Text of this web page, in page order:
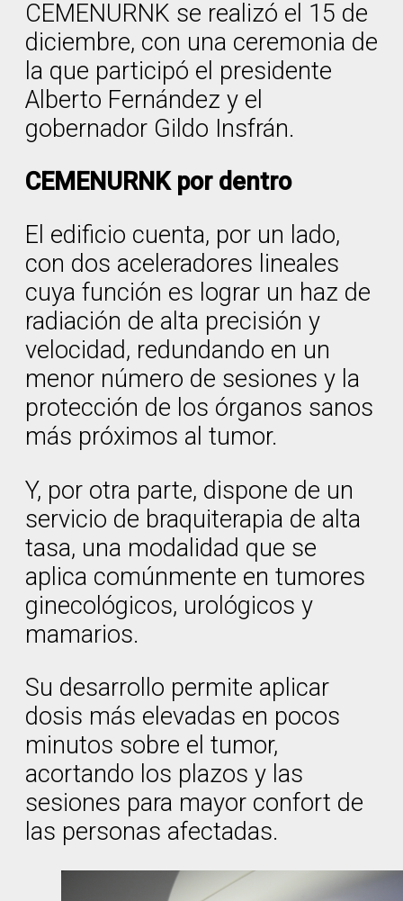
CEMENURNK se realizó el 15 de
diciembre, con una ceremonia de
la que participó el presidente
Alberto Fernández y el
gobernador Gildo Insfrán.
CEMENURNK por dentro
El edificio cuenta, por un lado,
con dos aceleradores lineales
cuya función es lograr un haz de
radiación de alta precisión y
velocidad, redundando en un
menor número de sesiones y la
protección de los órganos sanos
más próximos al tumor.
Y, por otra parte, dispone de un
servicio de braquiterapia de alta
tasa, una modalidad que se
aplica comúnmente en tumores
ginecológicos, urológicos y
mamarios.
Su desarrollo permite aplicar
dosis más elevadas en pocos
minutos sobre el tumor,
acortando los plazos y las
sesiones para mayor confort de
las personas afectadas.